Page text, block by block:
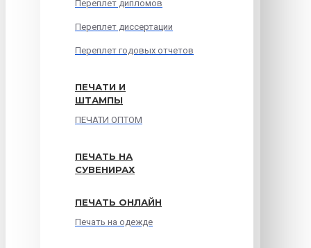
Переплет дипломов
Переплет диссертации
Переплет годовых отчетов
ПЕЧАТИ И
ШТАМПЫ
ПЕЧАТИ ОПТОМ
ПЕЧАТЬ НА
СУВЕНИРАХ
ПЕЧАТЬ ОНЛАЙН
Печать на одежде